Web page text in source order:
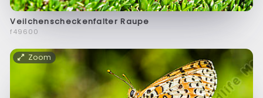
Veilchenscheckenfalter Raupe
f49600
Zoom